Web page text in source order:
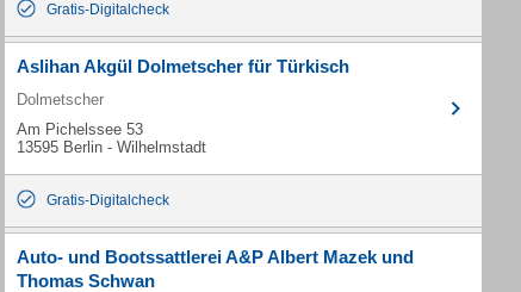
Gratis-Digitalcheck
Aslihan Akgül Dolmetscher für Türkisch
Dolmetscher
Am Pichelssee 53
13595 Berlin - Wilhelmstadt
Gratis-Digitalcheck
Auto- und Bootssattlerei A&P Albert Mazek und
Thomas Schwan